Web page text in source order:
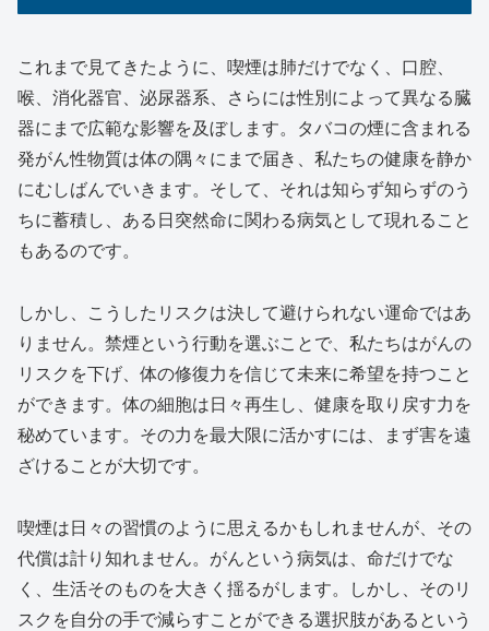
これまで見てきたように、喫煙は肺だけでなく、口腔、
喉、消化器官、泌尿器系、さらには性別によって異なる臓
器にまで広範な影響を及ぼします。タバコの煙に含まれる
発がん性物質は体の隅々にまで届き、私たちの健康を静か
にむしばんでいきます。そして、それは知らず知らずのう
ちに蓄積し、ある日突然命に関わる病気として現れること
もあるのです。
しかし、こうしたリスクは決して避けられない運命ではあ
りません。禁煙という行動を選ぶことで、私たちはがんの
リスクを下げ、体の修復力を信じて未来に希望を持つこと
ができます。体の細胞は日々再生し、健康を取り戻す力を
秘めています。その力を最大限に活かすには、まず害を遠
ざけることが大切です。
喫煙は日々の習慣のように思えるかもしれませんが、その
代償は計り知れません。がんという病気は、命だけでな
く、生活そのものを大きく揺るがします。しかし、そのリ
スクを自分の手で減らすことができる選択肢があるという